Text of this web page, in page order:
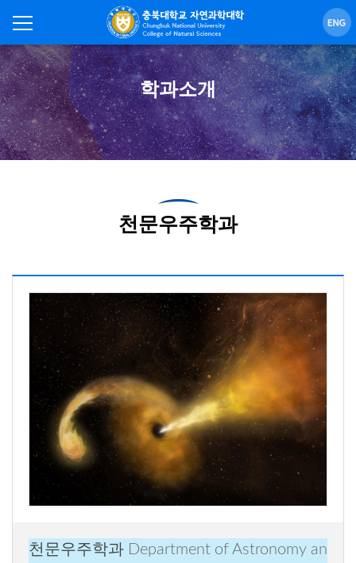
학과소개
천문우주학과
천문우주학과 Department of Astronomy an